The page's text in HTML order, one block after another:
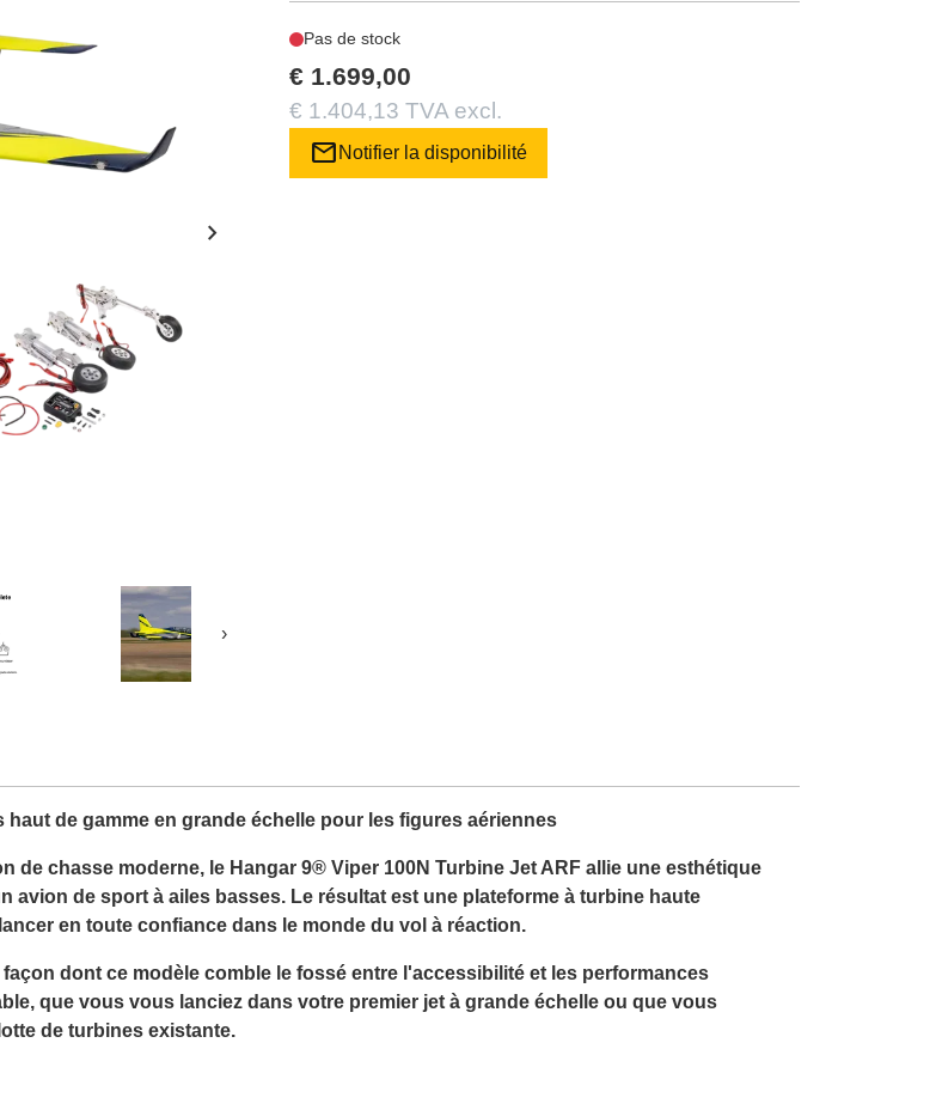
chevron_right
›
Pas de stock
€ 1.699,00
€ 1.404,13 TVA excl.
mail Notifier la disponibilité
de gamme en grande échelle pour les figures aériennes
chasse moderne, le Hangar 9® Viper 100N Turbine Jet ARF allie une esthétique
avion de sport à ailes basses. Le résultat est une plateforme à turbine haute
en toute confiance dans le monde du vol à réaction.
dont ce modèle comble le fossé entre l'accessibilité et les performances
que vous vous lanciez dans votre premier jet à grande échelle ou que vous
de turbines existante.